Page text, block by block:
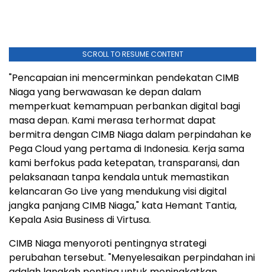
SCROLL TO RESUME CONTENT
"Pencapaian ini mencerminkan pendekatan CIMB
Niaga yang berwawasan ke depan dalam
memperkuat kemampuan perbankan digital bagi
masa depan. Kami merasa terhormat dapat
bermitra dengan CIMB Niaga dalam perpindahan ke
Pega Cloud yang pertama di Indonesia. Kerja sama
kami berfokus pada ketepatan, transparansi, dan
pelaksanaan tanpa kendala untuk memastikan
kelancaran Go Live yang mendukung visi digital
jangka panjang CIMB Niaga," kata Hemant Tantia,
Kepala Asia Business di Virtusa.
CIMB Niaga menyoroti pentingnya strategi
perubahan tersebut. "Menyelesaikan perpindahan ini